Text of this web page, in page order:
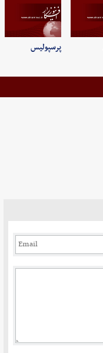
پرسپولیس